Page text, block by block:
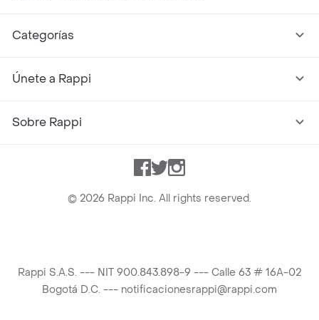
Categorías
Únete a Rappi
Sobre Rappi
Facebook
TwitterInstagram
© 2026 Rappi Inc. All rights reserved.
Rappi S.A.S. --- NIT 900.843.898-9 --- Calle 63 # 16A-02
Bogotá D.C. --- notificacionesrappi@rappi.com